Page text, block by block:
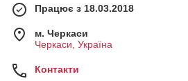
Працює з 18.03.2018
м. Черкаси
Черкаси, Україна
Контакти